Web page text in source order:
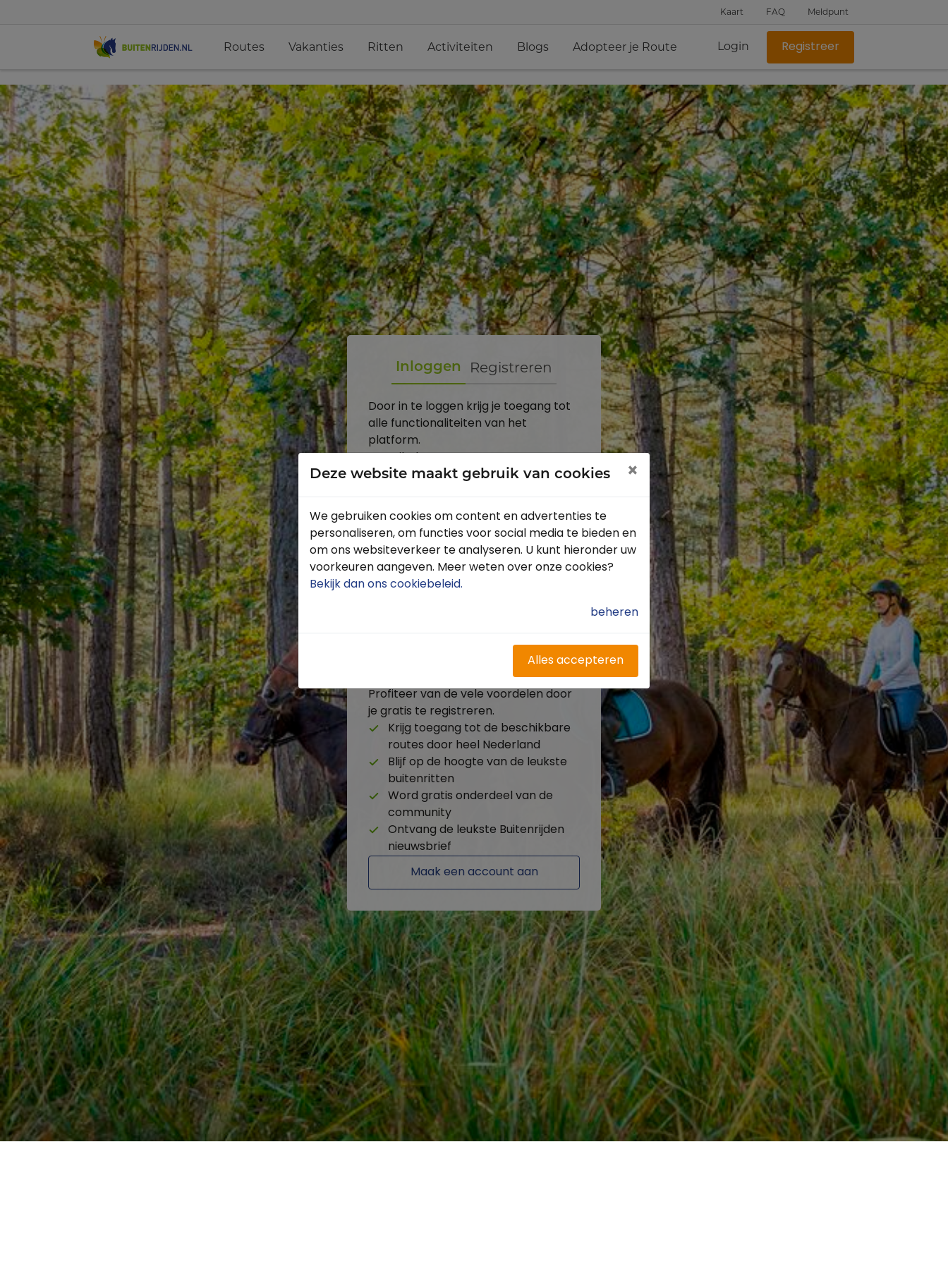
Kaart FAQ Meldpunt
Routes Vakanties Ritten Activiteiten Blogs Adopteer je Route Login Registreer
Inloggen Registreren
Door in te loggen krijg je toegang tot
alle functionaliteiten van het
platform.
Toon
Inloggen
Wachtwoord vergeten?
Heb je nog geen account?
Profiteer van de vele voordelen door
je gratis te registreren.
Krijg toegang tot de beschikbare
routes door heel Nederland
Blijf op de hoogte van de leukste
buitenritten
Word gratis onderdeel van de
community
Ontvang de leukste Buitenrijden
nieuwsbrief
Maak een account aan
Deze website maakt gebruik van cookies ×
We gebruiken cookies om content en advertenties te
personaliseren, om functies voor social media te bieden en
om ons websiteverkeer te analyseren. U kunt hieronder uw
voorkeuren aangeven. Meer weten over onze cookies?
Bekijk dan ons cookiebeleid.
beheren
Alles accepteren